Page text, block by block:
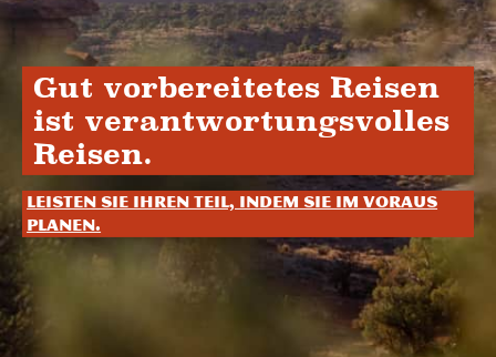
Gut vorbereitetes Reisen
ist verantwortungsvolles
Reisen.
Leisten Sie Ihren Teil, indem Sie im Voraus
planen.